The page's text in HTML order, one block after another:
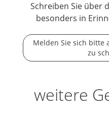
Schreiben Sie über
besonders in
Melden Sie sich bitte
zu
weitere